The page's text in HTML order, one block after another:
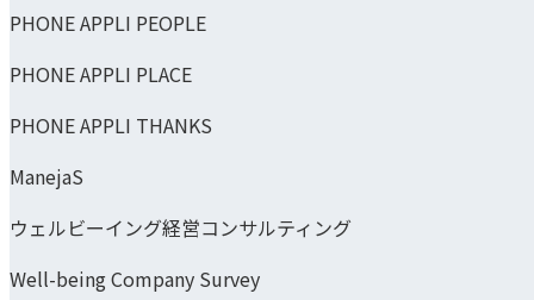
PHONE APPLI PEOPLE
PHONE APPLI PLACE
PHONE APPLI THANKS
ManejaS
ウェルビーイング経営コンサルティング
Well-being Company Survey